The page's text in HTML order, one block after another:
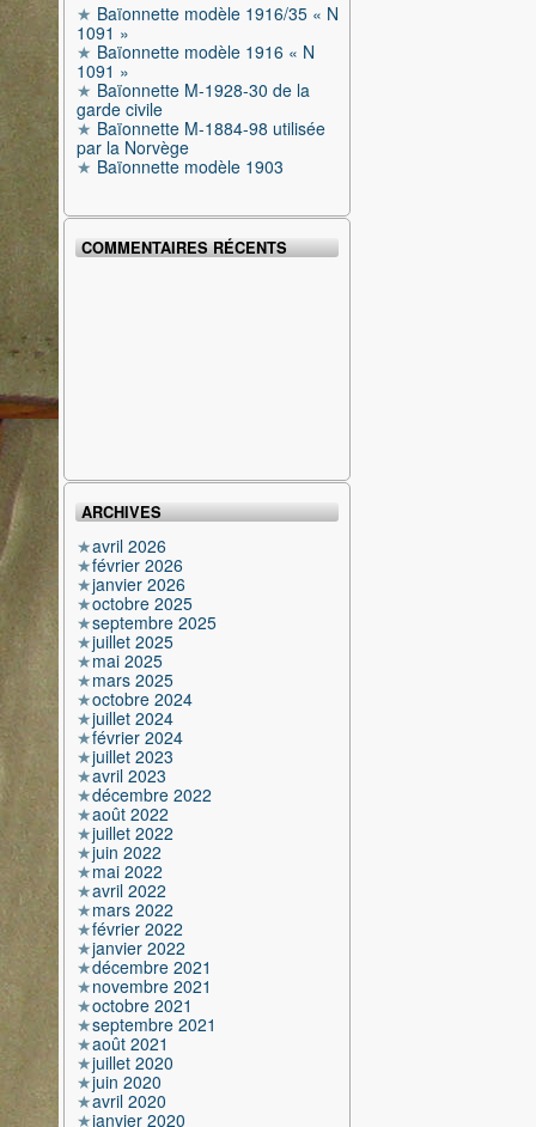
Baïonnette modèle 1916/35 « N
1091 »
Baïonnette modèle 1916 « N
1091 »
Baïonnette M-1928-30 de la
garde civile
Baïonnette M-1884-98 utilisée
par la Norvège
Baïonnette modèle 1903
COMMENTAIRES RÉCENTS
ARCHIVES
avril 2026
février 2026
janvier 2026
octobre 2025
septembre 2025
juillet 2025
mai 2025
mars 2025
octobre 2024
juillet 2024
février 2024
juillet 2023
avril 2023
décembre 2022
août 2022
juillet 2022
juin 2022
mai 2022
avril 2022
mars 2022
février 2022
janvier 2022
décembre 2021
novembre 2021
octobre 2021
septembre 2021
août 2021
juillet 2020
juin 2020
avril 2020
janvier 2020